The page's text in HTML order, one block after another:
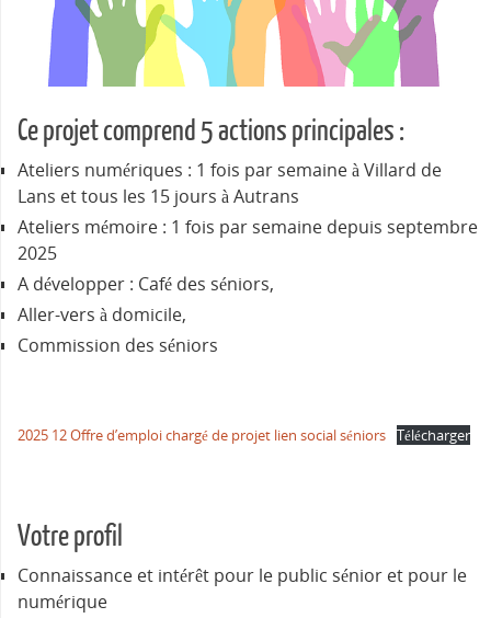
Ce projet comprend 5 actions principales :
Ateliers numériques : 1 fois par semaine à Villard de
Lans et tous les 15 jours à Autrans
Ateliers mémoire : 1 fois par semaine depuis septembre
2025
A développer : Café des séniors,
Aller-vers à domicile,
Commission des séniors
2025 12 Offre d’emploi chargé de projet lien social séniors Télécharger
Votre profil
Connaissance et intérêt pour le public sénior et pour le
numérique